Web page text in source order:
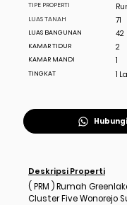
TIPE PROPERTI
LUAS TANAH
LUAS BANGUNAN
KAMAR TIDUR
KAMAR MANDI
TINGKAT
71
42
2
1
1
Deskripsi Properti
( PRM ) Rumah
Cluster Five Wonorejo